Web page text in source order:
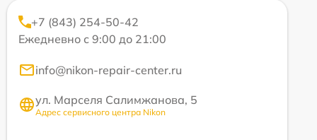
+7 (843) 254-50-42
Ежедневно с 9:00 до 21:00
info@nikon-repair-center.ru
ул. Марселя Салимжанова, 5
Адрес сервисного центра Nikon